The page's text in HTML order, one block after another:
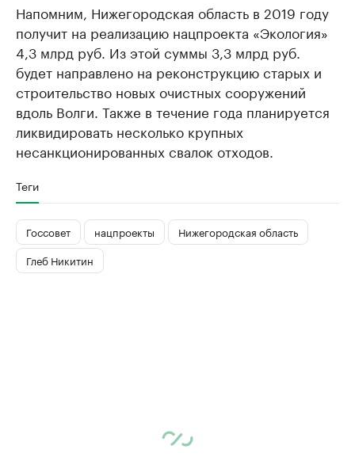
Напомним, Нижегородская область в 2019 году
получит на реализацию нацпроекта «Экология»
4,3 млрд руб. Из этой суммы 3,3 млрд руб.
будет направлено на реконструкцию старых и
строительство новых очистных сооружений
вдоль Волги. Также в течение года планируется
ликвидировать несколько крупных
несанкционированных свалок отходов.
Теги
Госсовет нацпроекты
Нижегородская область
Глеб Никитин